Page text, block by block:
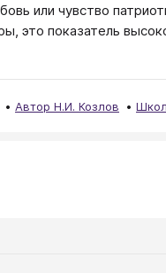
или чувство
это показатель
Автор Н.И. Козлов